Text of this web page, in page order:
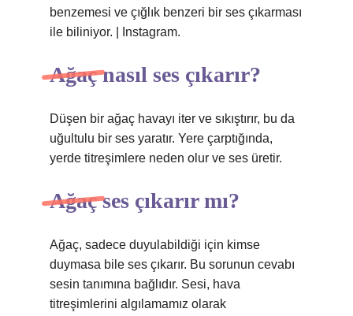
benzemesi ve çığlık benzeri bir ses çıkarması
ile biliniyor. | Instagram.
Ağaç nasıl ses çıkarır?
Düşen bir ağaç havayı iter ve sıkıştırır, bu da
uğultulu bir ses yaratır. Yere çarptığında,
yerde titreşimlere neden olur ve ses üretir.
Ağaç ses çıkarır mı?
Ağaç, sadece duyulabildiği için kimse
duymasa bile ses çıkarır. Bu sorunun cevabı
sesin tanımına bağlıdır. Sesi, hava
titreşimlerini algılamamız olarak